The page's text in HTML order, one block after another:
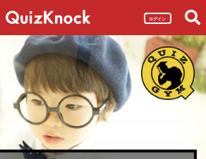
ログイン